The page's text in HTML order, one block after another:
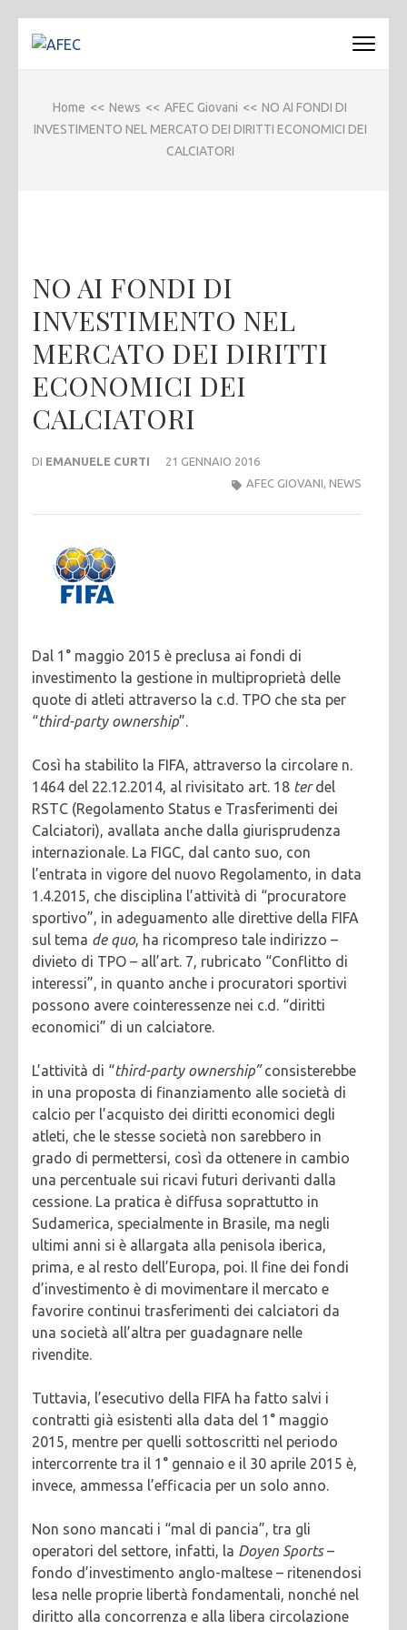
invio)
Home << News << AFEC Giovani << NO AI FONDI DI
INVESTIMENTO NEL MERCATO DEI DIRITTI ECONOMICI DEI
CALCIATORI
NO AI FONDI DI
INVESTIMENTO NEL
MERCATO DEI DIRITTI
ECONOMICI DEI
CALCIATORI
DI EMANUELE CURTI
21 GENNAIO 2016
AFEC GIOVANI, NEWS
Dal 1° maggio 2015 è preclusa ai fondi di
investimento la gestione in multiproprietà delle
quote di atleti attraverso la c.d. TPO che sta per
“third-party ownership”.
Così ha stabilito la FIFA, attraverso la circolare n.
1464 del 22.12.2014, al rivisitato art. 18 terdel
RSTC (Regolamento Status e Trasferimenti dei
Calciatori), avallata anche dalla giurisprudenza
internazionale. La FIGC, dal canto suo, con
l’entrata in vigore del nuovo Regolamento, in data
1.4.2015, che disciplina l’attività di “procuratore
sportivo”, in adeguamento alle direttive della FIFA
sul tema de quo, ha ricompreso tale indirizzo –
divieto di TPO – all’art. 7, rubricato “Conflitto di
interessi”, in quanto anche i procuratori sportivi
possono avere cointeressenze nei c.d. “diritti
economici” di un calciatore.
L’attività di “third-party ownership”consisterebbe
in una proposta di finanziamento alle società di
calcio per l’acquisto dei diritti economici degli
atleti, che le stesse società non sarebbero in
grado di permettersi, così da ottenere in cambio
una percentuale sui ricavi futuri derivanti dalla
cessione. La pratica è diffusa soprattutto in
Sudamerica, specialmente in Brasile, ma negli
ultimi anni si è allargata alla penisola iberica,
prima, e al resto dell’Europa, poi. Il fine dei fondi
d’investimento è di movimentare il mercato e
favorire continui trasferimenti dei calciatori da
una società all’altra per guadagnare nelle
rivendite.
Tuttavia, l’esecutivo della FIFA ha fatto salvi i
contratti già esistenti alla data del 1° maggio
2015, mentre per quelli sottoscritti nel periodo
intercorrente tra il 1° gennaio e il 30 aprile 2015 è,
invece, ammessa l’efficacia per un solo anno.
Non sono mancati i “mal di pancia”, tra gli
operatori del settore, infatti, la Doyen Sports–
fondo d’investimento anglo-maltese – ritenendosi
lesa nelle proprie libertà fondamentali, nonché nel
diritto alla concorrenza e alla libera circolazione